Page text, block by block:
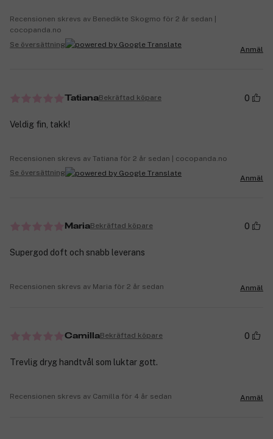
Recensionen skrevs av Benedikte Skogmo för 2 år sedan |
cocopanda.no
Se översättning
Anmäl
TatianaBekräftad köpare 0
Veldig fin, takk!
Recensionen skrevs av Tatiana för 2 år sedan | cocopanda.no
Se översättning
Anmäl
MariaBekräftad köpare 0
Supergod doft och snabb leverans
Recensionen skrevs av Maria för 2 år sedan Anmäl
CamillaBekräftad köpare 0
Trevlig dryg handtvål som luktar gott.
Recensionen skrevs av Camilla för 4 år sedan Anmäl